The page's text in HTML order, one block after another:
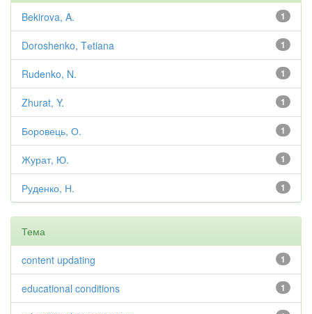
1
Bekirova, A.
1
Doroshenko, Tеtiana
1
Rudenko, N.
1
Zhurat, Y.
1
Боровець, О.
1
Журат, Ю.
1
Руденко, Н.
Тема
1
content updating
1
educational conditions